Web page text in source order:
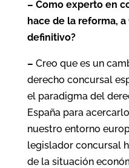
– Como experto en
hace de la reforma,
definitivo?
– Creo que es un
derecho concursal
el paradigma del
España para
nuestro entorno
legislador concursal
de la situación